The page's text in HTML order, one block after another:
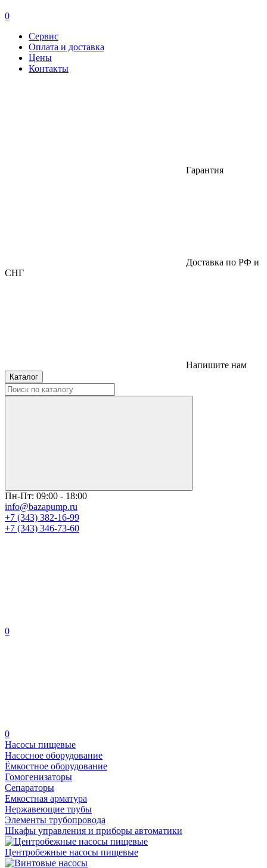
0
Сервис
Оплата и доставка
Цены
Контакты
Гарантия
Доставка по РФ и
СНГ
Напишите нам
Каталог
Пн-Пт: 09:00 - 18:00
info@bazapump.ru
+7 (343) 382-16-99
+7 (343) 346-73-‬60
0
0
Насосы пищевые
Насосное оборудование
Ёмкостное оборудование
Гомогенизаторы
Сепараторы
Емкостная арматура
Нержавеющие трубы
Элементы трубопровода
Шкафы управления и приборы автоматики
Центробежные насосы пищевые